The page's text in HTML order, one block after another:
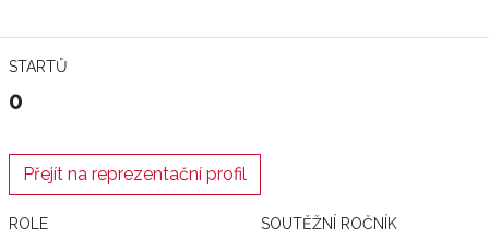
STARTŮ
0
Přejít na reprezentační profil
ROLE SOUTĚŽNÍ ROČNÍK